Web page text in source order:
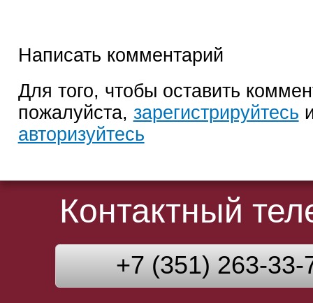
Написать комментарий
Для того, чтобы оставить
пожалуйста, зарегистрируйтесь
авторизуйтесь
Контактный
+7 (351) 263-33-